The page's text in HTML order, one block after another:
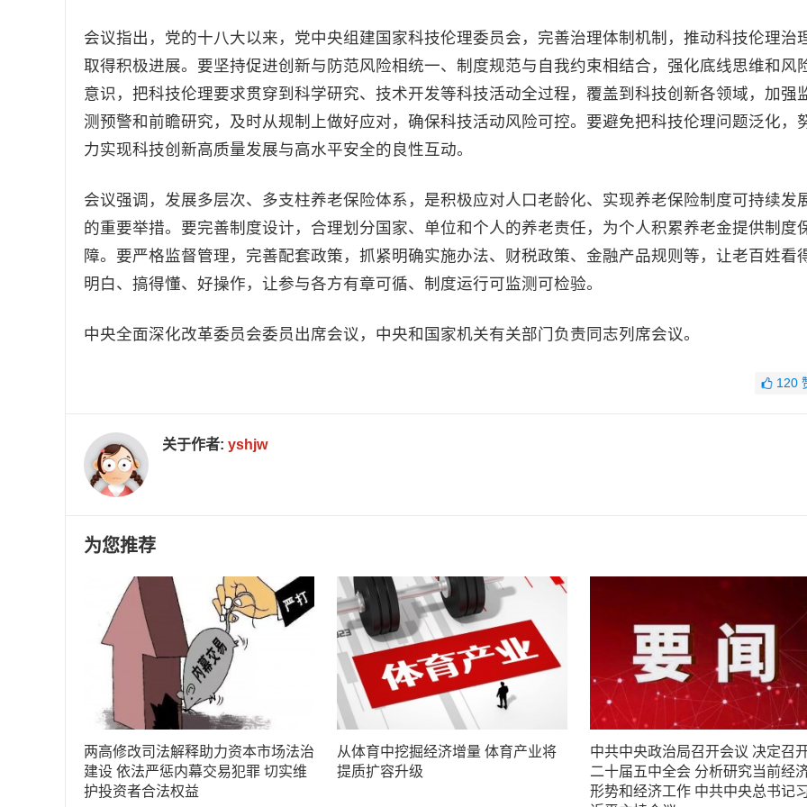
会议指出，党的十八大以来，党中央组建国家科技伦理委员会，完善治理体制机制，推动科技伦理治
取得积极进展。要坚持促进创新与防范风险相统一、制度规范与自我约束相结合，强化底线思维和风
意识，把科技伦理要求贯穿到科学研究、技术开发等科技活动全过程，覆盖到科技创新各领域，加强
测预警和前瞻研究，及时从规制上做好应对，确保科技活动风险可控。要避免把科技伦理问题泛化，
力实现科技创新高质量发展与高水平安全的良性互动。
会议强调，发展多层次、多支柱养老保险体系，是积极应对人口老龄化、实现养老保险制度可持续发
的重要举措。要完善制度设计，合理划分国家、单位和个人的养老责任，为个人积累养老金提供制度
障。要严格监督管理，完善配套政策，抓紧明确实施办法、财税政策、金融产品规则等，让老百姓看
明白、搞得懂、好操作，让参与各方有章可循、制度运行可监测可检验。
中央全面深化改革委员会委员出席会议，中央和国家机关有关部门负责同志列席会议。
120
关于作者: yshjw
为您推荐
两高修改司法解释助力资本市场法治
建设 依法严惩内幕交易犯罪 切实维
护投资者合法权益
从体育中挖掘经济增量 体育产业将
提质扩容升级
中共中央政治局召开会议 决定召
二十届五中全会 分析研究当前经
形势和经济工作 中共中央总书记